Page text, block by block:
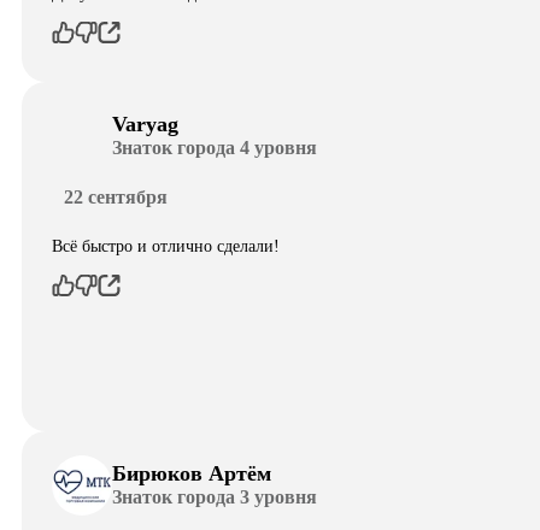
Varyag
Знаток города 4 уровня
22 сентября
Всё быстро и отлично сделали!
Бирюков Артём
Знаток города 3 уровня